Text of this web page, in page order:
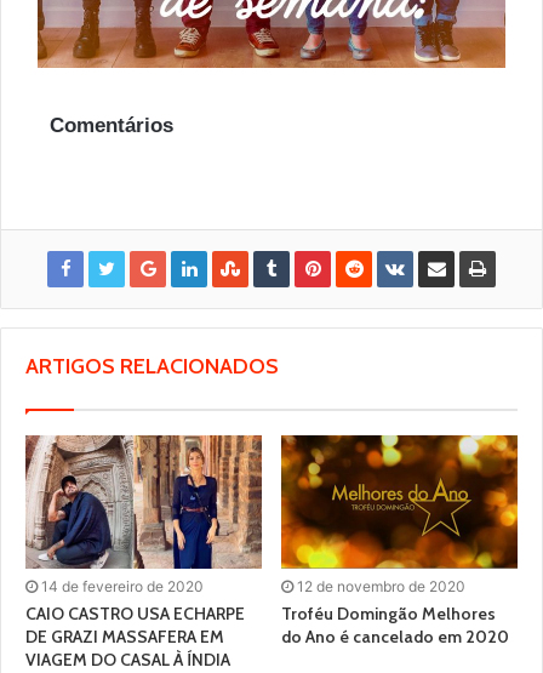
Comentários
ARTIGOS RELACIONADOS
14 de fevereiro de 2020
CAIO CASTRO USA ECHARPE
DE GRAZI MASSAFERA EM
VIAGEM DO CASAL À ÍNDIA
12 de novembro de 2020
Troféu Domingão Melhores
do Ano é cancelado em 2020